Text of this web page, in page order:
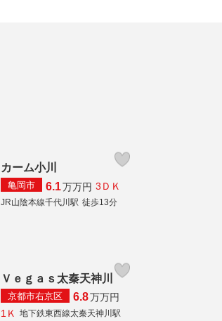
カーム小川
亀岡市 6.1万万円 3ＤＫ
JR山陰本線千代川駅 徒歩13分
Ｖｅｇａｓ太秦天神川
京都市右京区 6.8万万円
1Ｋ
地下鉄東西線太秦天神川駅